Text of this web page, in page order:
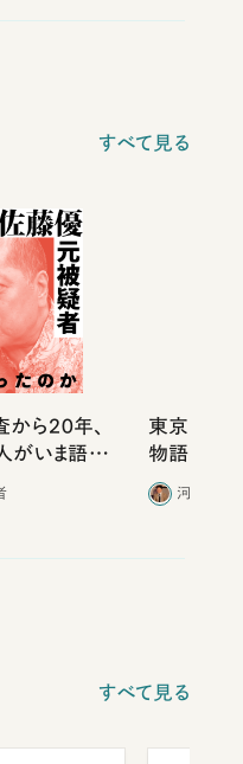
すべて見る
ら20年、
いま語り
東京は都
物語」に
河野有
すべて見る